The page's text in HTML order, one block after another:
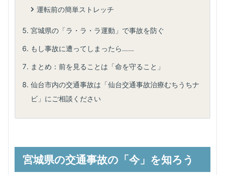
運転前の簡単ストレッチ
宮城県の「ラ・ラ・ラ運動」で事故を防ぐ
もし事故に遭ってしまったら……
まとめ：前を見ることは「命を守ること」
仙台市内の交通事故は「仙台交通事故治療むちうちナ
ビ」にご相談ください
宮城県の交通事故の「今」を知ろう